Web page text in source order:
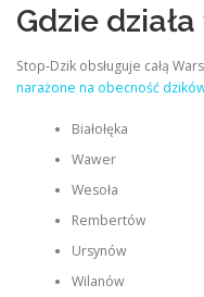
Gdzie
Stop‑Dzik obsługuje całą
narażone na obecność
Białołęka
Wawer
Wesoła
Rembertów
Ursynów
Wilanów